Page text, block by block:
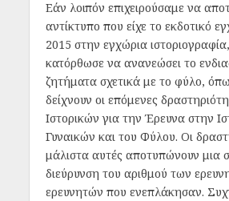
Εάν λοιπόν επιχειρούσαμε να
αντίκτυπο που είχε το εκδοτικό
2015 στην εγχώρια
κατόρθωσε να ανανεώσει το
ζητήματα σχετικά με το φύλο,
δείχνουν οι επόμενες
Ιστορικών για την Έρευνα στην
Γυναικών και του Φύλου. Οι
μάλιστα αυτές αποτυπώνουν μια
διεύρυνση του αριθμού των
ερευνητών που ενεπλάκησαν.